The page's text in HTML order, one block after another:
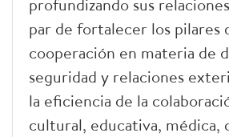
profundizando sus
par de fortalecer los pilares
cooperación en materia de
seguridad y relaciones
la eficiencia de la
cultural, educativa, médica,